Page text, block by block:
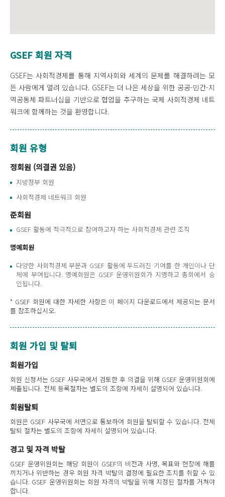
GSEF 회원 자격
GSEF는 사회적경제를 통해 지역사회와 세계의 문제를 해결하려는 모
든 사람에게 열려 있습니다. GSEF는 더 나은 세상을 위한 공공-민간-지
역공동체 파트너십을 기반으로 협업을 추구하는 국제 사회적경제 네트
워크에 함께하는 것을 환영합니다.
회원 유형
정회원 (의결권 있음)
지방정부 회원
사회적경제 네트워크 회원
준회원
GSEF 활동에 적극적으로 참여하고자 하는 사회적경제 관련 조직
명예회원
다양한 사회적경제 부문과 GSEF 활동에 두드러진 기여를 한 개인이나 단
체에 부여됩니다. 명예회원은 GSEF 운영위원회가 지명하고 총회에서 승
인됩니다.
* GSEF 회원에 대한 자세한 사항은 이 페이지 다운로드에서 제공되는 문서
를 참조하십시오.
회원 가입 및 탈퇴
회원가입
회원 신청서는 GSEF 사무국에서 검토한 후 의결을 위해 GSEF 운영위원회에
제출됩니다. 전체 등록절차는 별도의 조항에 자세히 설명되어 있습니다.
회원탈퇴
회원은 GSEF 사무국에 서면으로 통보하여 회원을 탈퇴할 수 있습니다. 전체
탈퇴 절차는 별도의 조항에 자세히 설명되어 있습니다.
경고 및 자격 박탈
GSEF 운영위원회는 해당 회원이 GSEF의 비전과 사명, 목표와 헌장에 해를
끼치거나 위반하는 경우 회원 자격 박탈의 결정에 필요한 조치를 취할 수 있
습니다. GSEF 운영위원회는 회원 자격의 박탈을 위해 지정된 절차를 거쳐야
합니다.